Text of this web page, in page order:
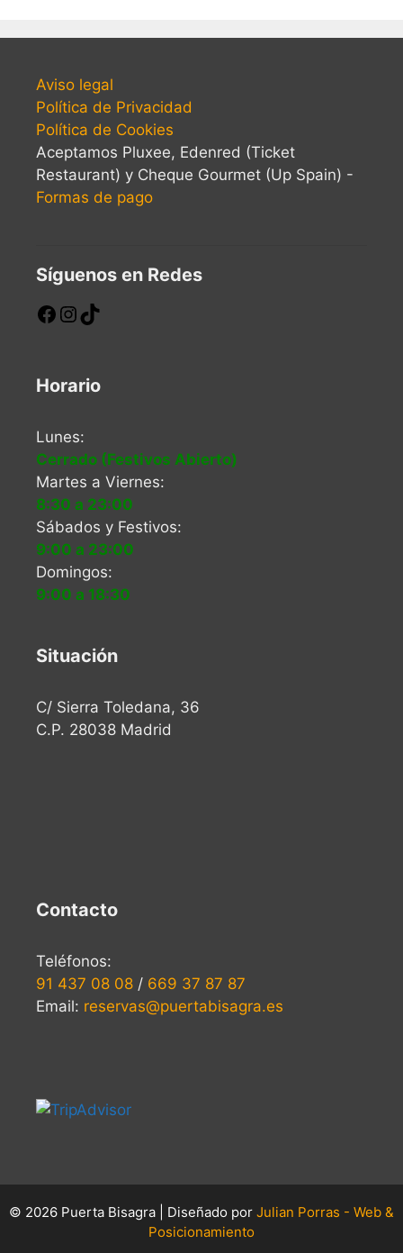
Aviso legal
Política de Privacidad
Política de Cookies
Aceptamos Pluxee, Edenred (Ticket
Restaurant) y Cheque Gourmet (Up Spain) -
Formas de pago
Síguenos en Redes
Horario
Lunes:
Cerrado (Festivos Abierto)
Martes a Viernes:
8:30 a 23:00
Sábados y Festivos:
9:00 a 23:00
Domingos:
9:00 a 18:30
Situación
C/ Sierra Toledana, 36
C.P. 28038 Madrid
Contacto
Teléfonos:
91 437 08 08 / 669 37 87 87
Email: reservas@puertabisagra.es
© 2026 Puerta Bisagra | Diseñado por Julian Porras - Web &
Posicionamiento